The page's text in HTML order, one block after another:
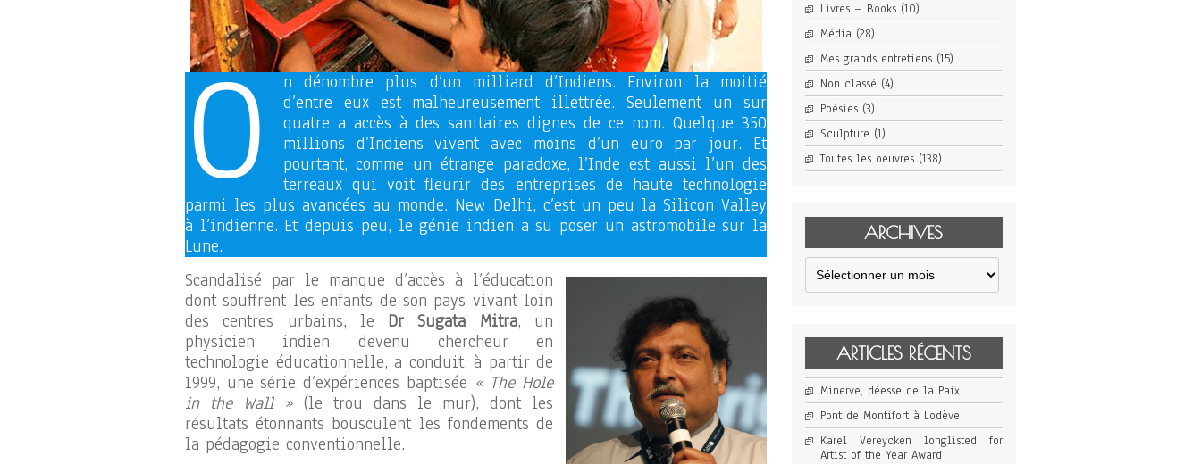
O
n dénombre plus d’un milliard d’Indiens. Environ la moitié
d’entre eux est malheureusement illettrée. Seulement un sur
quatre a accès à des sanitaires dignes de ce nom. Quelque 350
millions d’Indiens vivent avec moins d’un euro par jour. Et
pourtant, comme un étrange paradoxe, l’Inde est aussi l’un des
terreaux qui voit fleurir des entreprises de haute technologie
parmi les plus avancées au monde. New Delhi, c’est un peu la Silicon Valley
à l’indienne. Et depuis peu, le génie indien a su poser un astromobile sur la
Lune.
Scandalisé par le manque d’accès à l’éducation
dont souffrent les enfants de son pays vivant loin
des centres urbains, le Dr Sugata Mitra, un
physicien indien devenu chercheur en
technologie éducationnelle, a conduit, à partir de
1999, une série d’expériences baptisée « The Hole
in the Wall » (le trou dans le mur), dont les
résultats étonnants bousculent les fondements de
la pédagogie conventionnelle.
Livres – Books(10)
Média (28)
Mes grands entretiens(15)
Non classé (4)
Poésies(3)
Sculpture (1)
Toutes les oeuvres(138)
ARCHIVES
Archives
ARTICLES RÉCENTS
Minerve, déesse de la Paix
Pont de Montifort à Lodève
Karel Vereycken longlisted for
Artist of the Year Award